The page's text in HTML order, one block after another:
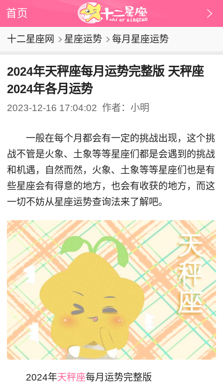
首页
十二星座网 星座运势 每月星座运势
2024年天秤座每月运势完整版 天秤座
2024年各月运势
2023-12-16 17:04:02 作者：小明
一般在每个月都会有一定的挑战出现，这个挑
战不管是火象、土象等等星座们都是会遇到的挑战
和机遇，自然而然，火象、土象等等星座们也是有
些星座会有得意的地方，也会有收获的地方，而这
一切不妨从星座运势查询法来了解吧。
2024年天秤座每月运势完整版